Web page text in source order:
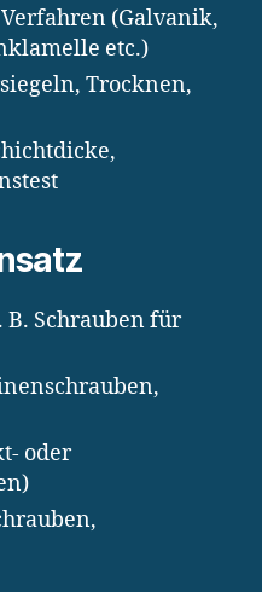
(Galvanik,
etc.)
Trocknen,
B. Schrauben für
oder